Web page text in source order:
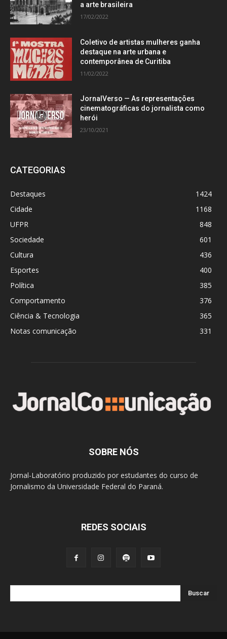
a arte brasileira
17/02/2022
Coletivo de artistas mulheres ganha
destaque na arte urbana e
contemporânea de Curitiba
11/02/2022
JornalVerso — As representações
cinematográficas do jornalista como
herói
23/10/2021
CATEGORIAS
Destaques
1424
Cidade
1168
UFPR
848
Sociedade
601
Cultura
436
Esportes
400
Política
385
Comportamento
376
Ciência & Tecnologia
365
Notas comunicação
331
SOBRE NÓS
Jornal-Laboratório produzido por estudantes do curso de
Jornalismo da Universidade Federal do Paraná.
REDES SOCIAIS
Buscar